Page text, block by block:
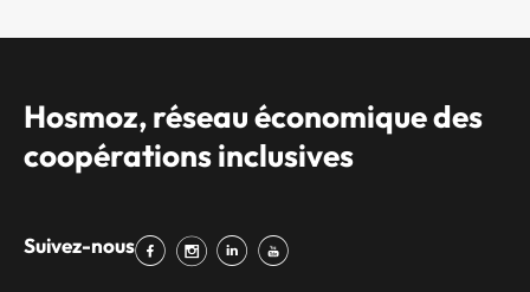
Hosmoz, réseau économique des
coopérations inclusives
Suivez-nous